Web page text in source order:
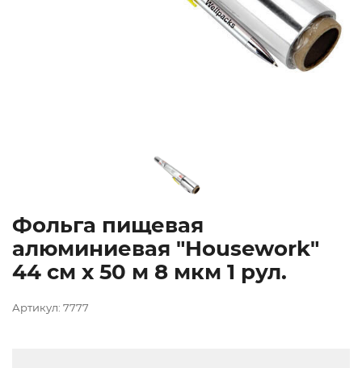
Фольга пищевая
алюминиевая "Housework"
44 см х 50 м 8 мкм 1 рул.
Артикул: 7777